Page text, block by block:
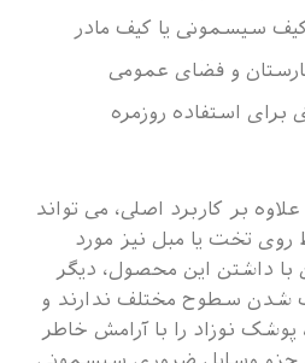
سیسمونی یا کیف مادر
و فضای عمومی
استفاده روزمره
بر کاربرد اصلی، می تواند
تخت یا مبل نیز مورد
با داشتن این محصول، دیگر
شدن سطوح مختلف ندارند و
نوزاد را با آرامش خاطر